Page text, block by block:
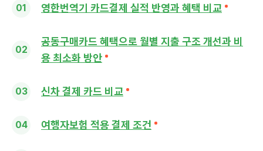
영한번역기 카드결제 실적 반영과 혜택 비교
공동구매카드 혜택으로 월별 지출 구조 개선과 비
용 최소화 방안
신차 결제 카드 비교
여행자보험 적용 결제 조건